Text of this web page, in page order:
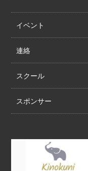
イベント
連絡
スクール
スポンサー